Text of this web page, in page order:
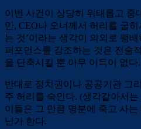
이번 사건이 상당히 위태롭고 중
만, CEO나 오너께서 허리를 굽히
는 것’이라는 생각이 의외로 팽
퍼포먼스를 강조하는 것은 전술
을 단축시킬 뿐 아무 이득이 없다.
반대로 정치권이나 공공기관 그
주 허리를 숙인다. (생각같아서
이들은 그 만큼 명분에 죽고 사
닌가 한다.